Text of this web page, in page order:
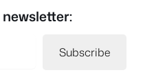
Subscribe